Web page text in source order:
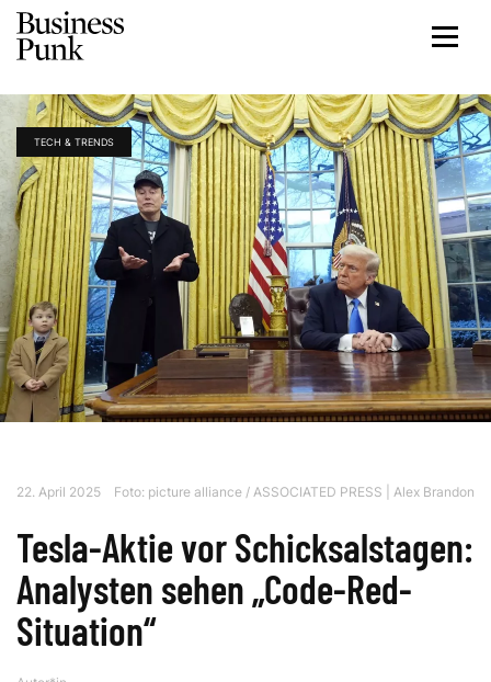
TECH & TRENDS
22. April 2025 Foto: picture alliance / ASSOCIATED PRESS | Alex Brandon
Tesla-Aktie vor Schicksalstagen:
Analysten sehen „Code-Red-
Situation“